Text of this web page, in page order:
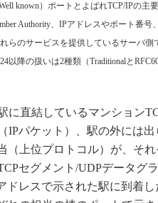
known）ポートとよばれTCP/IPの主
Authority、IPアドレスやポート番
らのサービスを提供しているサーバ側
以降の扱いは2種類（Traditionalと
直結しているマンション
IPパケット）、駅の外には
（上位プロトコル）が、そ
セグメント/UDPデータグ
ドレスで示された駅に到着